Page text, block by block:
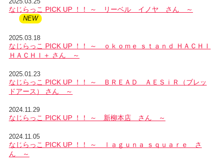
なじらっこ PICK UP ！！ ～ リーベル イノヤ さん ～
2025.03.18
なじらっこ PICK UP ！！ ～ ｏｋｏｍｅ ｓｔａｎｄ ＨＡＣＨＩ
ＨＡＣＨＩ＋ さん ～
2025.01.23
なじらっこ PICK UP ！！ ～ ＢＲＥＡＤ ＡＥＳｉＲ（ブレッ
ドアース） さん ～
2024.11.29
なじらっこ PICK UP ！！ ～ 新柳本店 さん ～
2024.11.05
なじらっこ PICK UP ！！ ～ ｌａｇｕｎａ ｓｑｕａｒｅ さ
ん ～